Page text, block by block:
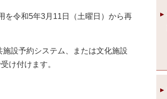
を令和5年3月11日（土曜日）から再
設予約システム、または文化施設
け付けます。